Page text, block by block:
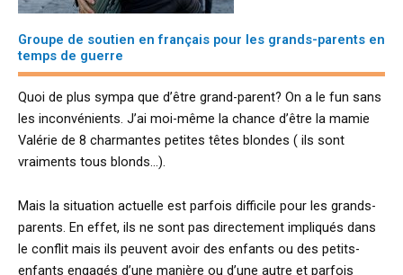
Groupe de soutien en français pour les grands-parents en
temps de guerre
Quoi de plus sympa que d’être grand-parent? On a le fun sans
les inconvénients. J’ai moi-même la chance d’être la mamie
Valérie de 8 charmantes petites têtes blondes ( ils sont
vraiments tous blonds…).
Mais la situation actuelle est parfois difficile pour les grands-
parents. En effet, ils ne sont pas directement impliqués dans
le conflit mais ils peuvent avoir des enfants ou des petits-
enfants engagés d’une manière ou d’une autre et parfois